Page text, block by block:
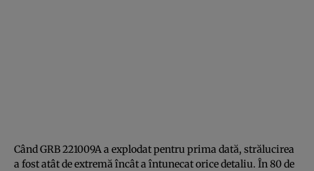
Când GRB 221009A a explodat pentru prima dată, strălucirea
a fost atât de extremă încât a întunecat orice detaliu. În 80 de